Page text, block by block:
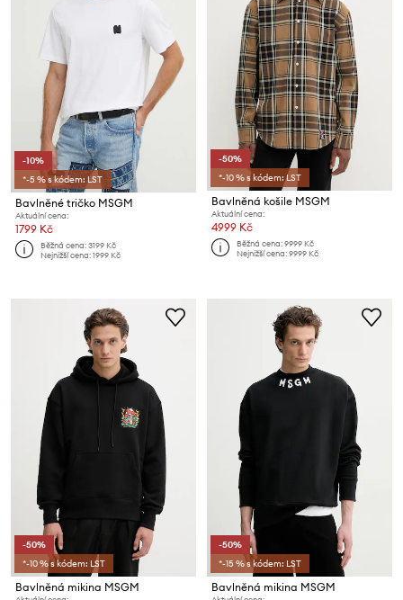
-10%
*-5 % s kódem: LST
Bavlněné tričko MSGM
Aktuální cena:
1799 Kč
Běžná cena:3199 Kč
Nejnižší cena:1999 Kč
-50%
*-10 % s kódem: LST
Bavlněná košile MSGM
Aktuální cena:
4999 Kč
Běžná cena:9999 Kč
Nejnižší cena:9999 Kč
-50%
*-10 % s kódem: LST
Bavlněná mikina MSGM
-50%
*-15 % s kódem: LST
Bavlněná mikina MSGM